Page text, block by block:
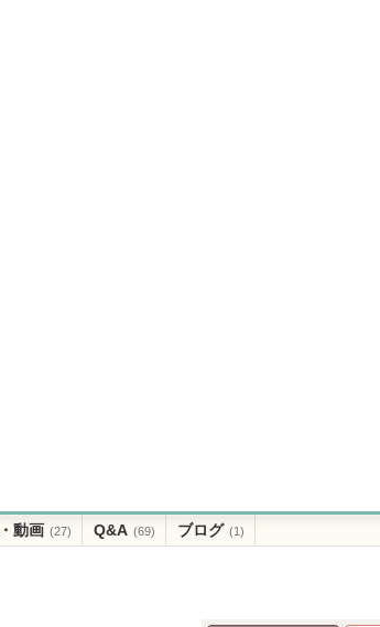
動画 (27) Q&A (69) ブログ (1)